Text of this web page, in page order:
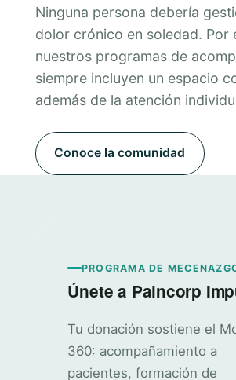
Ninguna persona debería
dolor crónico en soledad. Por
nuestros programas de
siempre incluyen un espacio
además de la atención
Conoce la comunidad
PROGRAMA DE
Únete a Paincorp
Tu donación sostiene el
360: acompañamiento a
pacientes, formación de